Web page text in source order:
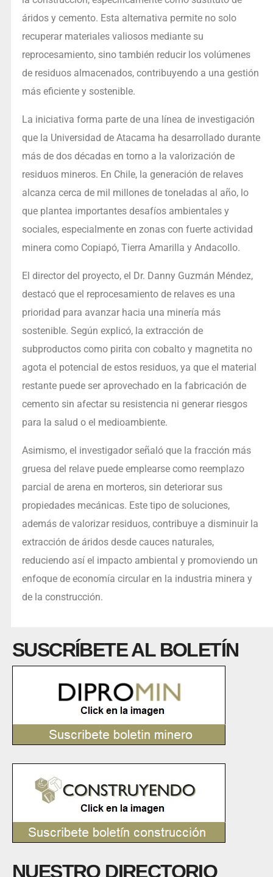
áridos y cemento. Esta alternativa permite no solo
recuperar materiales valiosos mediante su
reprocesamiento, sino también reducir los volúmenes
de residuos almacenados, contribuyendo a una gestión
más eficiente y sostenible.
La iniciativa forma parte de una línea de investigación
que la Universidad de Atacama ha desarrollado durante
más de dos décadas en torno a la valorización de
residuos mineros. En Chile, la generación de relaves
alcanza cerca de mil millones de toneladas al año, lo
que plantea importantes desafíos ambientales y
sociales, especialmente en zonas con fuerte actividad
minera como Copiapó, Tierra Amarilla y Andacollo.
El director del proyecto, el Dr. Danny Guzmán Méndez,
destacó que el reprocesamiento de relaves es una
prioridad para avanzar hacia una minería más
sostenible. Según explicó, la extracción de
subproductos como pirita con cobalto y magnetita no
agota el potencial de estos residuos, ya que el material
restante puede ser aprovechado en la fabricación de
cemento sin afectar su resistencia ni generar riesgos
para la salud o el medioambiente.
Asimismo, el investigador señaló que la fracción más
gruesa del relave puede emplearse como reemplazo
parcial de arena en morteros, sin deteriorar sus
propiedades mecánicas. Este tipo de soluciones,
además de valorizar residuos, contribuye a disminuir la
extracción de áridos desde cauces naturales,
reduciendo así el impacto ambiental y promoviendo un
enfoque de economía circular en la industria minera y
de la construcción.
SUSCRÍBETE AL BOLETÍN
NUESTRO DIRECTORIO